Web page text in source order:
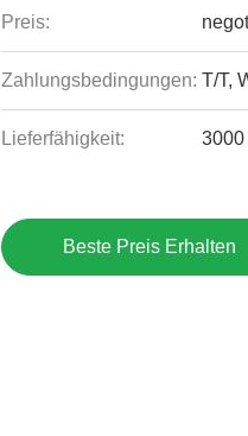
Preis:
Zahlungsbedingungen: T/T,
Lieferfähigkeit: 3000
Beste Preis Erhalten